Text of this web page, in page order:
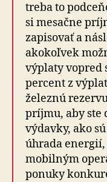
treba to
si mesačne
za­pi­so­vať a
ako­koľ­vek
výplaty vopred
percent z
železnú
príjmu, aby ste
výdavky, ako
úhrada
mobilným
ponuky